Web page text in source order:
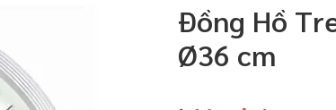
Đồng Hồ
Ø36 cm